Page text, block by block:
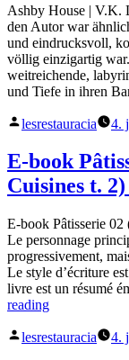
Ashby House | V.K.
den Autor war
und eindrucksvoll,
völlig einzigartig
weitreichende,
und Tiefe in ihren
Posted
lesrestauracia 4.
E-book
Cuisines t.
E-book Pâtisserie
Le personnage
progressivement,
Le style d’écriture
livre est un résumé
reading„E-
Pâtisserie
Posted
lesrestauracia 4.